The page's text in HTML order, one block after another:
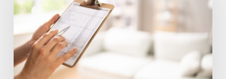
propiedad
inmobiliaria?